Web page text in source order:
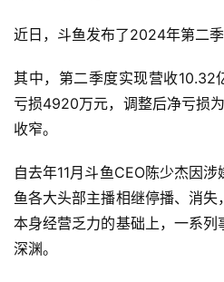
近日，斗鱼发布了2024年第二季
其中，第二季度实现营收10.32
亏损4920万元，调整后净亏损
收窄。
自去年11月斗鱼CEO陈少杰因
鱼各大头部主播相继停播、消
本身经营乏力的基础上，一系列
深渊。